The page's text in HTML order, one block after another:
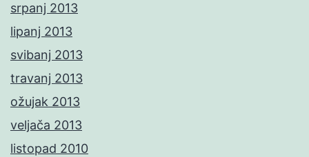
srpanj 2013
lipanj 2013
svibanj 2013
travanj 2013
ožujak 2013
veljača 2013
listopad 2010